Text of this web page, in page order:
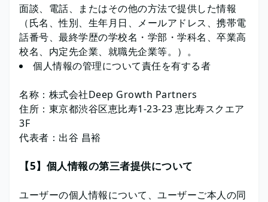
面談、電話、またはその他の方法で提供した情報
（氏名、性別、生年月日、メールアドレス、携帯電
話番号、最終学歴の学校名・学部・学科名、卒業高
校名、内定先企業、就職先企業等。）。
個人情報の管理について責任を有する者
名称：株式会社Deep Growth Partners
住所：東京都渋谷区恵比寿1-23-23 恵比寿スクエア
3F
代表者：出谷 昌裕
【5】個人情報の第三者提供について
ユーザーの個人情報について、ユーザーご本人の同